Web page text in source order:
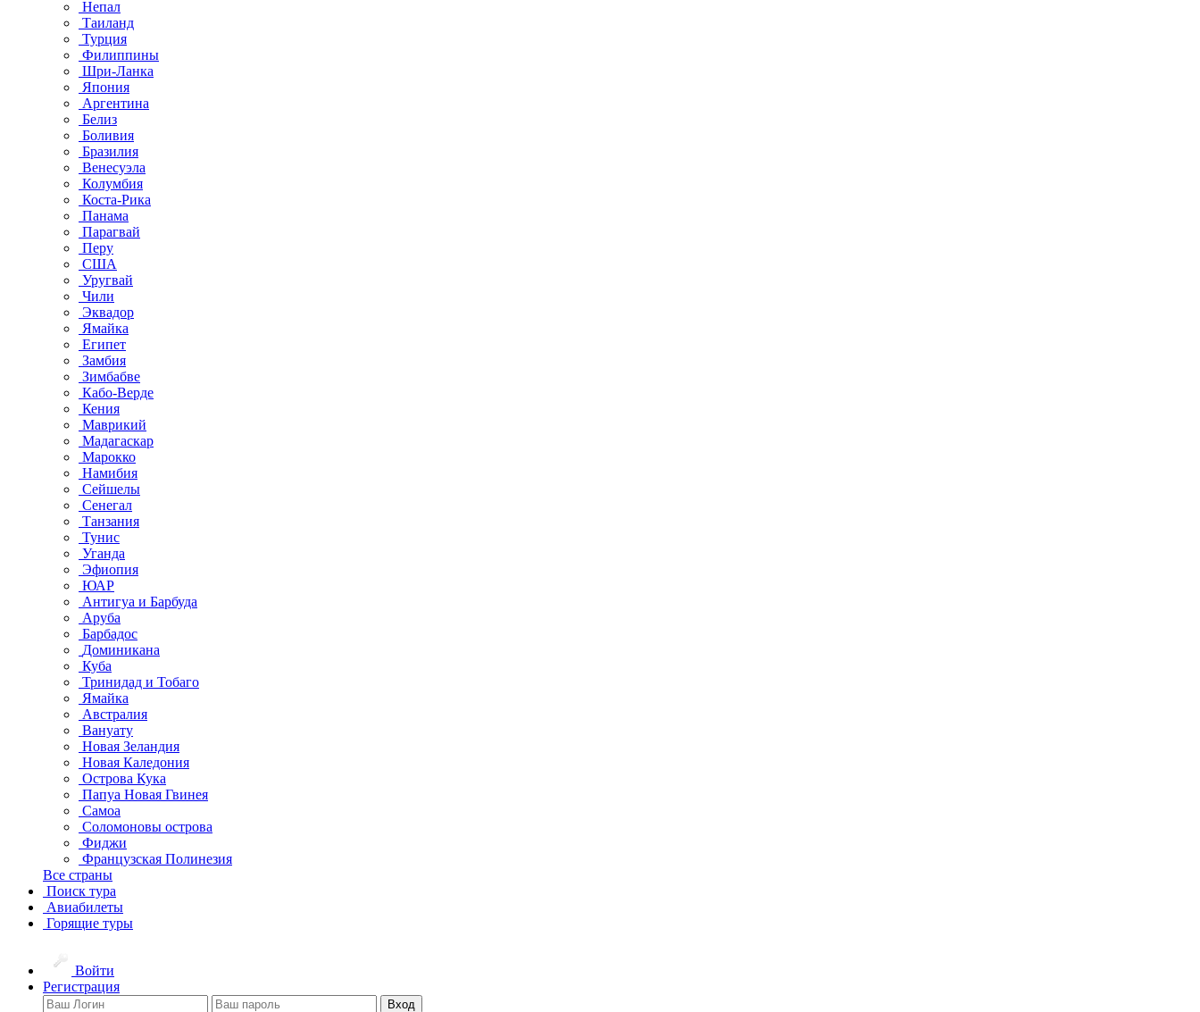
Непал
Таиланд
Турция
Филиппины
Шри-Ланка
Япония
Аргентина
Белиз
Боливия
Бразилия
Венесуэла
Колумбия
Коста-Рика
Панама
Парагвай
Перу
США
Уругвай
Чили
Эквадор
Ямайка
Египет
Замбия
Зимбабве
Кабо-Верде
Кения
Маврикий
Мадагаскар
Марокко
Намибия
Сейшелы
Сенегал
Танзания
Тунис
Уганда
Эфиопия
ЮАР
Антигуа и Барбуда
Аруба
Барбадос
Доминикана
Куба
Тринидад и Тобаго
Ямайка
Австралия
Вануату
Новая Зеландия
Новая Каледония
Острова Кука
Папуа Новая Гвинея
Самоа
Соломоновы острова
Фиджи
Французская Полинезия
Все страны
Поиск тура
Авиабилеты
Горящие туры
Войти
Регистрация
Вход